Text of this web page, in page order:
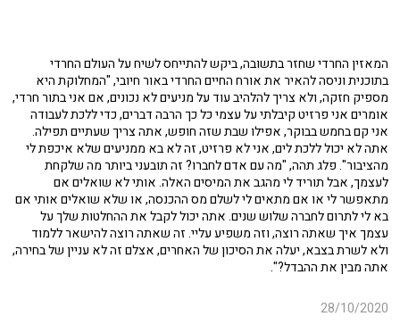
המאזין החרדי שחזר בתשובה, ביקש להתייחס לשיח על העולם החרדי
בתוכנית וניסה להאיר את אורח החיים החרדי באור חיובי, "המחלוקת היא
מספיק חזקה, ולא צריך להלהיב עוד על מניעים לא נכונים, אם אני בתור חרדי,
אומרים אני פרזיט קיבלתי על עצמי כל כך הרבה דברים, כדי ללכת לעבודה
אני קם בחמש בבוקר, אפילו שבת שזה חופש, אתה צריך שעתיים תפילה.
אתה לא יכול ללכת לים, אני לא פרזיט, זה לא בא ממניעים שלא איכפת לי
מהציבור". פלג תהה, "מה עם אדם לחברו? זה תובעני ביותר מה שלקחת
לעצמך, אבל תוריד לי מהגב את המיסים האלה. אותי לא שואלים אם
מתאפשר לי או אם מתאים לי לשלם מס ההכנסה, או שלא שואלים אותי אם
בא לי לתרום לחברה שלוש שנים. אתה יכול לקבל את ההחלטות שלך על
עצמך איך שאתה רוצה, וזה משפיע עליי. זה שאתה רוצה להישאר ללמוד
ולא לשרת בצבא, יעלה את הסיכון של האחרים, אצלם זה לא עניין של בחירה,
אתה מבין את ההבדל?".
28/10/2020